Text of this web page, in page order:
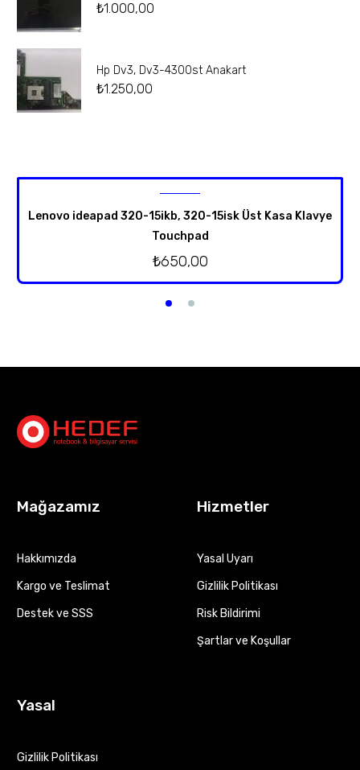
₺1.000,00
Hp Dv3, Dv3-4300st Anakart
₺1.250,00
Lenovo ideapad 320-15ikb, 320-15isk Üst Kasa Klavye
Touchpad
₺650,00
Mağazamız
Hakkımızda
Kargo ve Teslimat
Destek ve SSS
Hizmetler
Yasal Uyarı
Gizlilik Politikası
Risk Bildirimi
Şartlar ve Koşullar
Yasal
Gizlilik Politikası